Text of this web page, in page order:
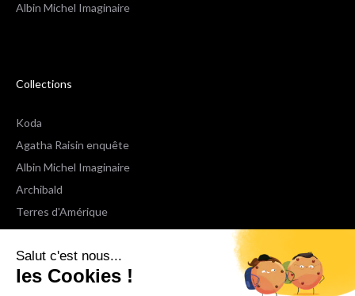
Salut c'est nous...
les Cookies !
Albin Michel Imaginaire
Collections
Koda
Agatha Raisin enquête
Albin Michel Imaginaire
Archibald
Terres d'Amérique
Espaces Libres Poche
NOX
Wiz